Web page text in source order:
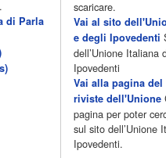
di Parla
scaricare.
Vai al sito
e degli Ipovedenti
dell’Unione Italiana
Ipovedenti
Vai alla pagina
riviste dell'Unione
pagina per poter
sul sito dell’Unione
Ipovedenti.